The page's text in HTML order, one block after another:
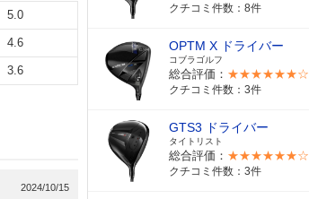
5.0
4.6
3.6
2024/10/15
クチコミ件数：8件
OPTM X ドライバー
コブラゴルフ
総合評価： ★★★★★★☆
クチコミ件数：3件
GTS3 ドライバー
タイトリスト
総合評価： ★★★★★★☆
クチコミ件数：3件